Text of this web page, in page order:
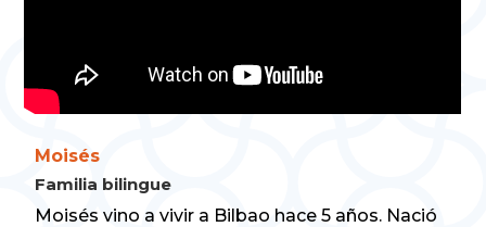
Moisés
Familia bilingue
Moisés vino a vivir a Bilbao hace 5 años. Nació